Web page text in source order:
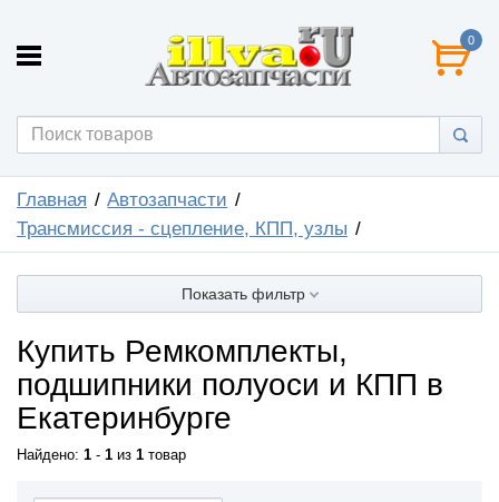
0
Главная
Автозапчасти
Трансмиссия - сцепление, КПП, узлы
Показать фильтр
Купить Ремкомплекты,
подшипники полуоси и КПП в
Екатеринбурге
Найдено: 1 - 1 из 1 товар